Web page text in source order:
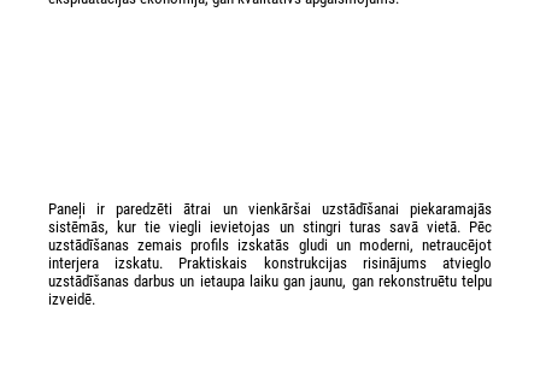
Paneļi ir paredzēti ātrai un vienkāršai uzstādīšanai piekaramajās
sistēmās, kur tie viegli ievietojas un stingri turas savā vietā. Pēc
uzstādīšanas zemais profils izskatās gludi un moderni, netraucējot
interjera izskatu. Praktiskais konstrukcijas risinājums atvieglo
uzstādīšanas darbus un ietaupa laiku gan jaunu, gan rekonstruētu telpu
izveidē.